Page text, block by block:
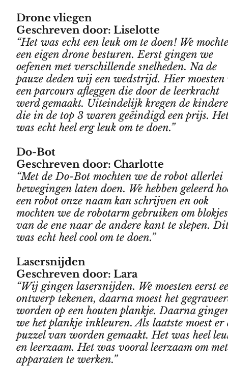
Drone vliegen
Geschreven door: Liselotte
“Het was echt een leuk om te doen! We
een eigen drone besturen. Eerst gingen we
oefenen met verschillende snelheden. Na de
pauze deden wij een wedstrijd. Hier moesten
een parcours afleggen die door de leerkracht
werd gemaakt. Uiteindelijk kregen de
die in de top 3 waren geëindigd een prijs.
was echt heel erg leuk om te doen.”
Do-Bot
Geschreven door: Charlotte
“Met de Do-Bot mochten we de robot allerlei
bewegingen laten doen. We hebben geleerd
een robot onze naam kan schrijven en ook
mochten we de robotarm gebruiken om blokjes
van de ene naar de andere kant te slepen.
was echt heel cool om te doen.”
Lasersnijden
Geschreven door: Lara
“Wij gingen lasersnijden. We moesten eerst
ontwerp tekenen, daarna moest het
worden op een houten plankje. Daarna
we het plankje inkleuren. Als laatste moest er
puzzel van worden gemaakt. Het was heel
en leerzaam. Het was vooral leerzaam om met
apparaten te werken.”